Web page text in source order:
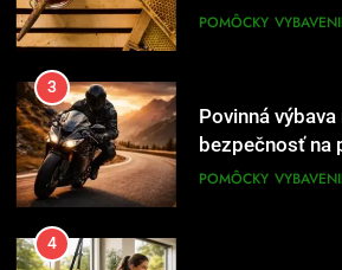
3
POMÔCKY VYBAVENIE
4